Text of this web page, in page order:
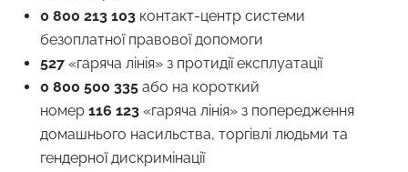
0 800 213 103 контакт-центр системи
безоплатної правової допомоги
527 «гаряча лінія» з протидії експлуатації
0 800 500 335 або на короткий
номер 116 123 «гаряча лінія» з попередження
домашнього насильства, торгівлі людьми та
гендерної дискримінації